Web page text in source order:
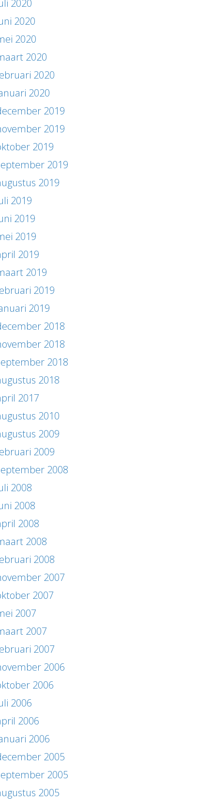
2020
2020
2020
2020
2020
2020
2019
2019
2019
2019
2019
2019
2019
2019
2019
2019
2019
2019
2018
2018
2018
2018
2017
2010
2009
2009
2008
2008
2008
2008
2008
2008
2007
2007
2007
2007
2007
2006
2006
2006
2006
2006
2005
2005
2005